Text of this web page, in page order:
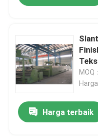
Rumah
MOQ
Harga terbaik